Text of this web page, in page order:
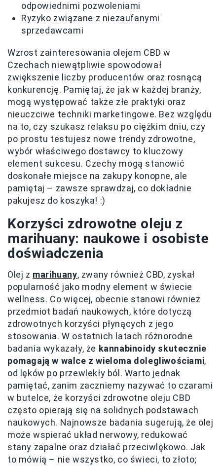
odpowiednimi pozwoleniami
Ryzyko związane z niezaufanymi
sprzedawcami
Wzrost zainteresowania olejem CBD w
Czechach niewątpliwie spowodował
zwiększenie liczby producentów oraz rosnącą
konkurencję. Pamiętaj, że jak w każdej branży,
mogą występować także złe praktyki oraz
nieuczciwe techniki marketingowe. Bez względu
na to, czy szukasz relaksu po ciężkim dniu, czy
po prostu testujesz nowe trendy zdrowotne,
wybór właściwego dostawcy to kluczowy
element sukcesu. Czechy mogą stanowić
doskonałe miejsce na zakupy konopne, ale
pamiętaj – zawsze sprawdzaj, co dokładnie
pakujesz do koszyka! :)
Korzyści zdrowotne oleju z
marihuany: naukowe i osobiste
doświadczenia
Olej z marihuany, zwany również CBD, zyskał
popularność jako modny element w świecie
wellness. Co więcej, obecnie stanowi również
przedmiot badań naukowych, które dotyczą
zdrowotnych korzyści płynących z jego
stosowania. W ostatnich latach różnorodne
badania wykazały, że kannabinoidy skutecznie
pomagają w walce z wieloma dolegliwościami,
od lęków po przewlekły ból. Warto jednak
pamiętać, zanim zaczniemy nazywać to czarami
w butelce, że korzyści zdrowotne oleju CBD
często opierają się na solidnych podstawach
naukowych. Najnowsze badania sugerują, że olej
może wspierać układ nerwowy, redukować
stany zapalne oraz działać przeciwlękowo. Jak
to mówią – nie wszystko, co świeci, to złoto;